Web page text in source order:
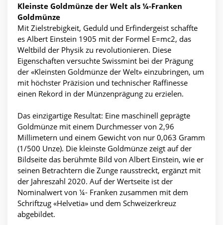
Kleinste Goldmünze der Welt als ¼-Franken
Goldmünze
Mit Zielstrebigkeit, Geduld und Erfindergeist schaffte
es Albert Einstein 1905 mit der Formel E=mc2, das
Weltbild der Physik zu revolutionieren. Diese
Eigenschaften versuchte Swissmint bei der Prägung
der «Kleinsten Goldmünze der Welt» einzubringen, um
mit höchster Präzision und technischer Raffinesse
einen Rekord in der Münzenprägung zu erzielen.
Das einzigartige Resultat: Eine maschinell geprägte
Goldmünze mit einem Durchmesser von 2,96
Millimetern und einem Gewicht von nur 0,063 Gramm
(1/500 Unze). Die kleinste Goldmünze zeigt auf der
Bildseite das berühmte Bild von Albert Einstein, wie er
seinen Betrachtern die Zunge rausstreckt, ergänzt mit
der Jahreszahl 2020. Auf der Wertseite ist der
Nominalwert von ¼- Franken zusammen mit dem
Schriftzug «Helvetia» und dem Schweizerkreuz
abgebildet.